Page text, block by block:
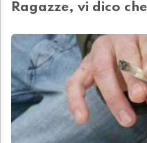
Ragazze, vi dico